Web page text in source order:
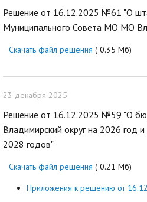
Решение от 16.12.2025 №61 "О
Муниципального Совета МО МО
Скачать файл решения ( 0.35 Мб)
23 декабря 2025
Решение от 16.12.2025 №59 "О
Владимирский округ на 2026 год
2028 годов"
Скачать файл решения ( 0.21 Мб)
Приложения к решению от